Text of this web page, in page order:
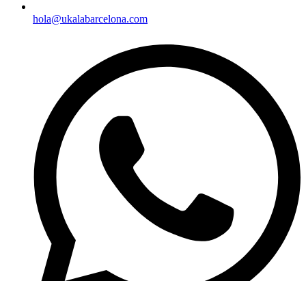
hola@ukalabarcelona.com